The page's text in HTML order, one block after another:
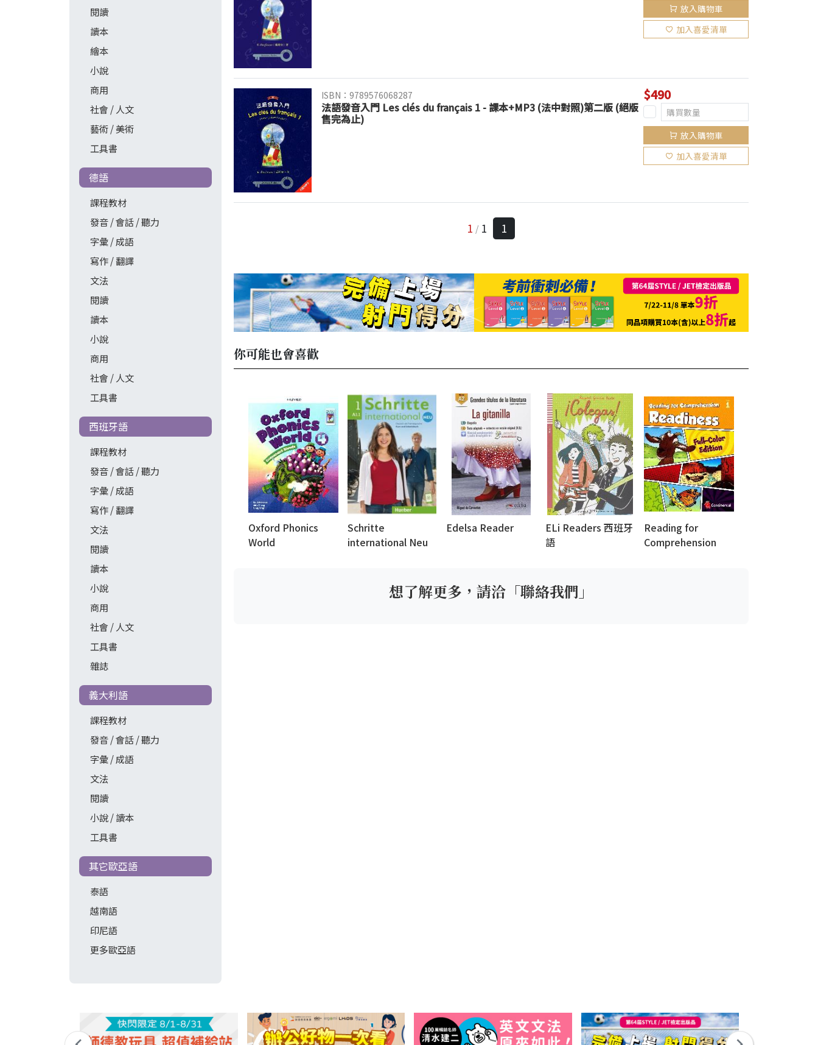
閱讀
讀本
繪本
小說
商用
社會 / 人文
藝術 / 美術
工具書
德語
課程教材
發音 / 會話 / 聽力
字彙 / 成語
寫作 / 翻譯
文法
閱讀
讀本
小說
商用
社會 / 人文
工具書
西班牙語
課程教材
發音 / 會話 / 聽力
字彙 / 成語
寫作 / 翻譯
文法
閱讀
讀本
小說
商用
社會 / 人文
工具書
雜誌
義大利語
課程教材
發音 / 會話 / 聽力
字彙 / 成語
文法
閱讀
小說 / 讀本
工具書
其它歐亞語
泰語
越南語
印尼語
更多歐亞語
放入購物車
加入喜愛清單
ISBN：9789576068287
法語發音入門 Les clés du français 1 - 課本+MP3 (法中對照)第二版 (絕版
售完為止)
$490
放入購物車
加入喜愛清單
1 / 1 1
你可能也會喜歡
Oxford Phonics
World
Schritte
international Neu
Edelsa Reader
ELi Readers 西班牙
語
Reading for
Comprehension
想了解更多，請洽「聯絡我們」